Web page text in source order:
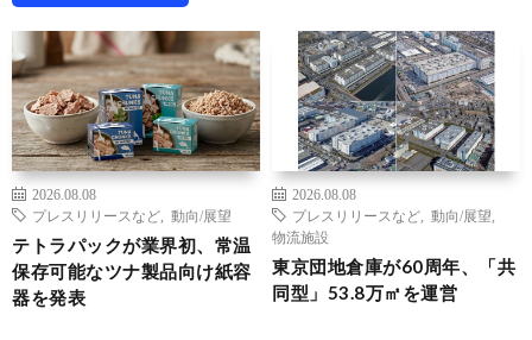
2026.08.08
プレスリリースなど
動向/展望
テトラパックが業界初、常温
保存可能なツナ製品向け紙容
器を発表
2026.08.08
プレスリリースなど
動向/展望
物流施設
東京団地倉庫が60周年、「共
同型」53.8万㎡を運営